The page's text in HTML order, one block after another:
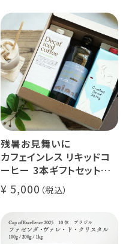
残暑お見舞いに
カフェインレス リキッドコ
ーヒー 3本ギフトセット
クラッシュド デカフェ ゼリ
ー 1本
デカフェ オレベース【無
糖】1本
デカフェ アイスコーヒー 1
5,000